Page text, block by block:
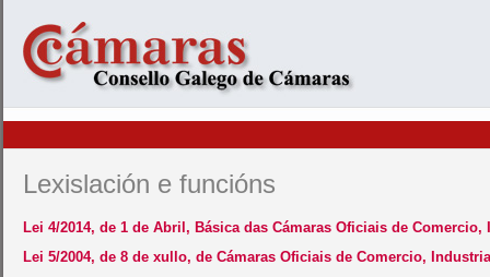
Lexislación e funcións
Lei 4/2014, de 1 de Abril, Básica das Cámaras Oficiais de
Lei 5/2004, de 8 de xullo, de Cámaras Oficiais de Comercio,